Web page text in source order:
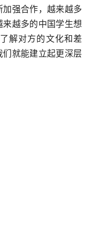
强合作，越来越多
越多的中国学生想
解对方的文化和差
就能建立起更深层